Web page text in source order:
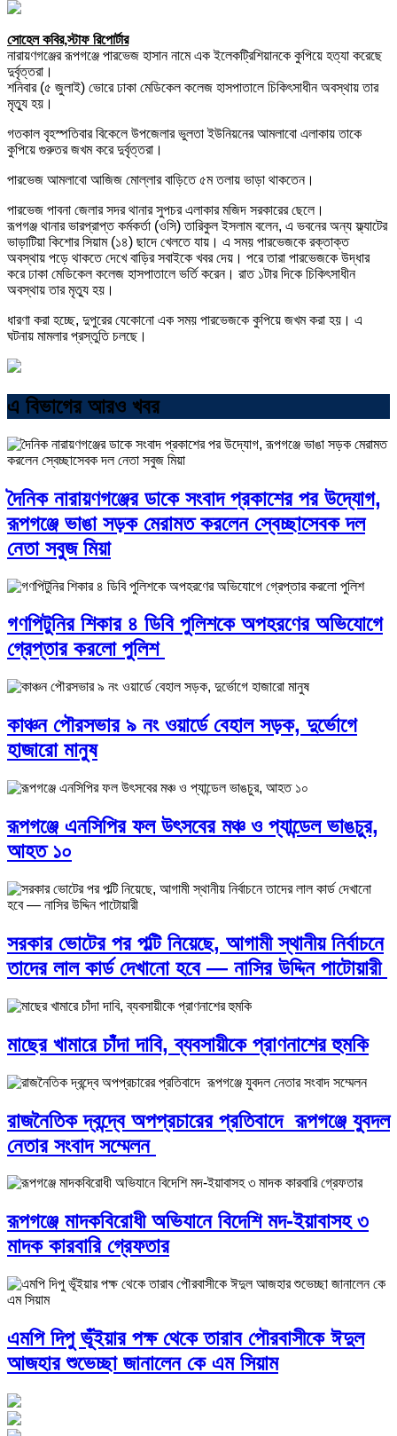
সোহেল কবির,স্টাফ রিপোর্টার
নারায়ণগঞ্জের রূপগঞ্জে পারভেজ হাসান নামে এক ইলেকট্রিশিয়ানকে কুপিয়ে হত্যা করেছে
দুর্বৃত্তরা।
শনিবার (৫ জুলাই) ভোরে ঢাকা মেডিকেল কলেজ হাসপাতালে চিকিৎসাধীন অবস্থায় তার
মৃত্যু হয়।
গতকাল বৃহস্পতিবার বিকেলে উপজেলার ভুলতা ইউনিয়নের আমলাবো এলাকায় তাকে
কুপিয়ে গুরুতর জখম করে দুর্বৃত্তরা।
পারভেজ আমলাবো আজিজ মোল্লার বাড়িতে ৫ম তলায় ভাড়া থাকতেন।
পারভেজ পাবনা জেলার সদর থানার সুপচর এলাকার মজিদ সরকারের ছেলে।
রূপগঞ্জ থানার ভারপ্রাপ্ত কর্মকর্তা (ওসি) তারিকুল ইসলাম বলেন, এ ভবনের অন্য ফ্ল্যাটের
ভাড়াটিয়া কিশোর সিয়াম (১৪) ছাদে খেলতে যায়। এ সময় পারভেজকে রক্তাক্ত
অবস্থায় পড়ে থাকতে দেখে বাড়ির সবাইকে খবর দেয়। পরে তারা পারভেজকে উদ্ধার
করে ঢাকা মেডিকেল কলেজ হাসপাতালে ভর্তি করেন। রাত ১টার দিকে চিকিৎসাধীন
অবস্থায় তার মৃত্যু হয়।
ধারণা করা হচ্ছে, দুপুরের যেকোনো এক সময় পারভেজকে কুপিয়ে জখম করা হয়। এ
ঘটনায় মামলার প্রস্তুতি চলছে।
এ বিভাগের আরও খবর
দৈনিক নারায়ণগঞ্জের ডাকে সংবাদ প্রকাশের পর উদ্যোগ,
রূপগঞ্জে ভাঙা সড়ক মেরামত করলেন স্বেচ্ছাসেবক দল
নেতা সবুজ মিয়া
গণপিটুনির শিকার ৪ ডিবি পুলিশকে অপহরণের অভিযোগে
গ্রেপ্তার করলো পুলিশ
কাঞ্চন পৌরসভার ৯ নং ওয়ার্ডে বেহাল সড়ক, দুর্ভোগে
হাজারো মানুষ
রূপগঞ্জে এনসিপির ফল উৎসবের মঞ্চ ও প্যান্ডেল ভাঙচুর,
আহত ১০
সরকার ভোটের পর পল্টি নিয়েছে, আগামী স্থানীয় নির্বাচনে
তাদের লাল কার্ড দেখানো হবে — নাসির উদ্দিন পাটোয়ারী
মাছের খামারে চাঁদা দাবি, ব্যবসায়ীকে প্রাণনাশের হুমকি
রাজনৈতিক দ্বন্দ্বে অপপ্রচারের প্রতিবাদে ‎রূপগঞ্জে যুবদল
নেতার সংবাদ সম্মেলন ‎
রূপগঞ্জে মাদকবিরোধী অভিযানে বিদেশি মদ-ইয়াবাসহ ৩
মাদক কারবারি গ্রেফতার
এমপি দিপু ভূঁইয়ার পক্ষ থেকে তারাব পৌরবাসীকে ঈদুল
আজহার শুভেচ্ছা জানালেন কে এম সিয়াম